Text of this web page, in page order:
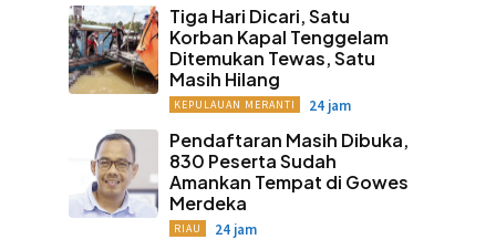
Tiga Hari Dicari, Satu
Korban Kapal Tenggelam
Ditemukan Tewas, Satu
Masih Hilang
KEPULAUAN MERANTI 24 jam
Pendaftaran Masih Dibuka,
830 Peserta Sudah
Amankan Tempat di Gowes
Merdeka
RIAU 24 jam